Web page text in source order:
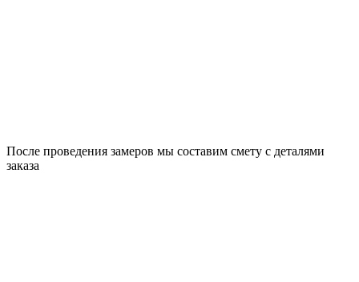
После проведения замеров мы составим смету с деталями
заказа